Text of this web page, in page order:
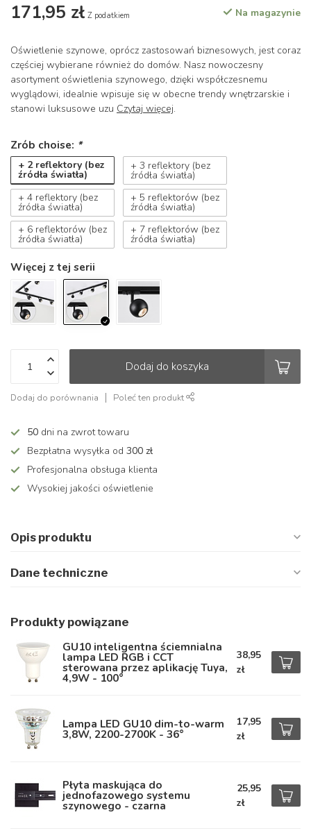
171,95 zł Z podatkiem Na magazynie
Oświetlenie szynowe, oprócz zastosowań biznesowych, jest coraz
częściej wybierane również do domów. Nasz nowoczesny
asortyment oświetlenia szynowego, dzięki współczesnemu
wyglądowi, idealnie wpisuje się w obecne trendy wnętrzarskie i
stanowi luksusowe uzu Czytaj więcej.
Zrób choise: *
+ 2 reflektory (bez
źródła światła)
+ 3 reflektory (bez
źródła światła)
+ 4 reflektory (bez
źródła światła)
+ 5 reflektorów (bez
źródła światła)
+ 6 reflektorów (bez
źródła światła)
+ 7 reflektorów (bez
źródła światła)
Więcej z tej serii
Dodaj do koszyka
Dodaj do porównania Poleć ten produkt
50 dni na zwrot towaru
Bezpłatna wysyłka od 300 zł
Profesjonalna obsługa klienta
Wysokiej jakości oświetlenie
Opis produktu
Dane techniczne
Produkty powiązane
GU10 inteligentna ściemnialna
lampa LED RGB i CCT
sterowana przez aplikację Tuya,
4,9W - 100°
38,95
zł
Lampa LED GU10 dim-to-warm
3,8W, 2200-2700K - 36°
17,95
zł
Płyta maskująca do
jednofazowego systemu
szynowego - czarna
25,95
zł